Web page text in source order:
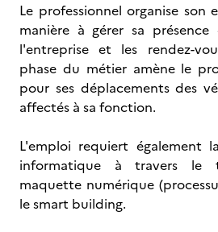
Le professionnel organise
manière à gérer sa présence
l'entreprise et les rendez-
phase du métier amène le
pour ses déplacements des
affectés à sa fonction.
L'emploi requiert également
informatique à travers le
maquette numérique
le smart building.